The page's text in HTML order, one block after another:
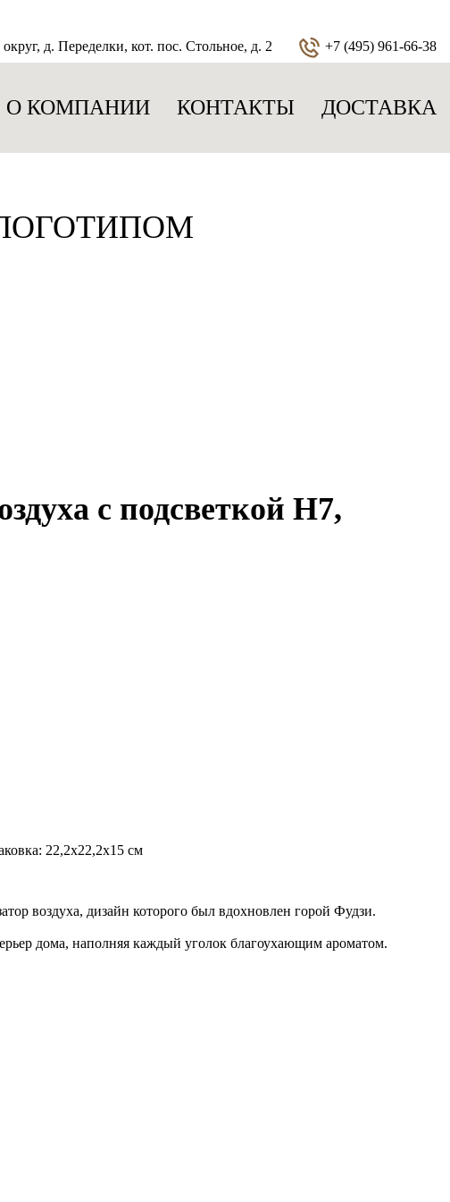
д. Переделки, кот. пос. Стольное, д. 2 +7 (495) 961-66-38
О КОМПАНИИ КОНТАКТЫ ДОСТАВКА
с подсветкой H7,
22,2x22,2x15 см
воздуха, дизайн которого был вдохновлен горой Фудзи.
дома, наполняя каждый уголок благоухающим ароматом.